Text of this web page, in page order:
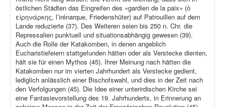
östlichen Städten das Eingreifen des «gardien de la paix» (ὁ
εἰρηνάρκης, l’irénarque, Friedenshüter) auf Patrouillen auf dem
Lande reduzierte (37). Des Weiteren seien bis 250 n. Chr. die
Repressalien punktuell und situationsabhängig gewesen (39).
Auch die Rolle der Katakomben, in denen angeblich
Eucharistiefeiern stattgefunden hätten oder als Verstecke dienten,
hält sie für einen Mythos (45). Ihrer Meinung nach hätten die
Katakomben nur im vierten Jahrhundert als Verstecke gedient,
lediglich anlässlich einer Bischofswahl, und dies in der Zeit nach
den Verfolgungen (45). Die Idee einer unterirdischen Kirche sei
eine Fantasievorstellung des 19. Jahrhunderts, in Erinnerung an